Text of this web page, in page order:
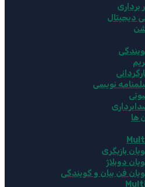
برداری
دیجیتال
نویسی
ها
بازیگری
دوبلاژ
فن بیان و گویندگی